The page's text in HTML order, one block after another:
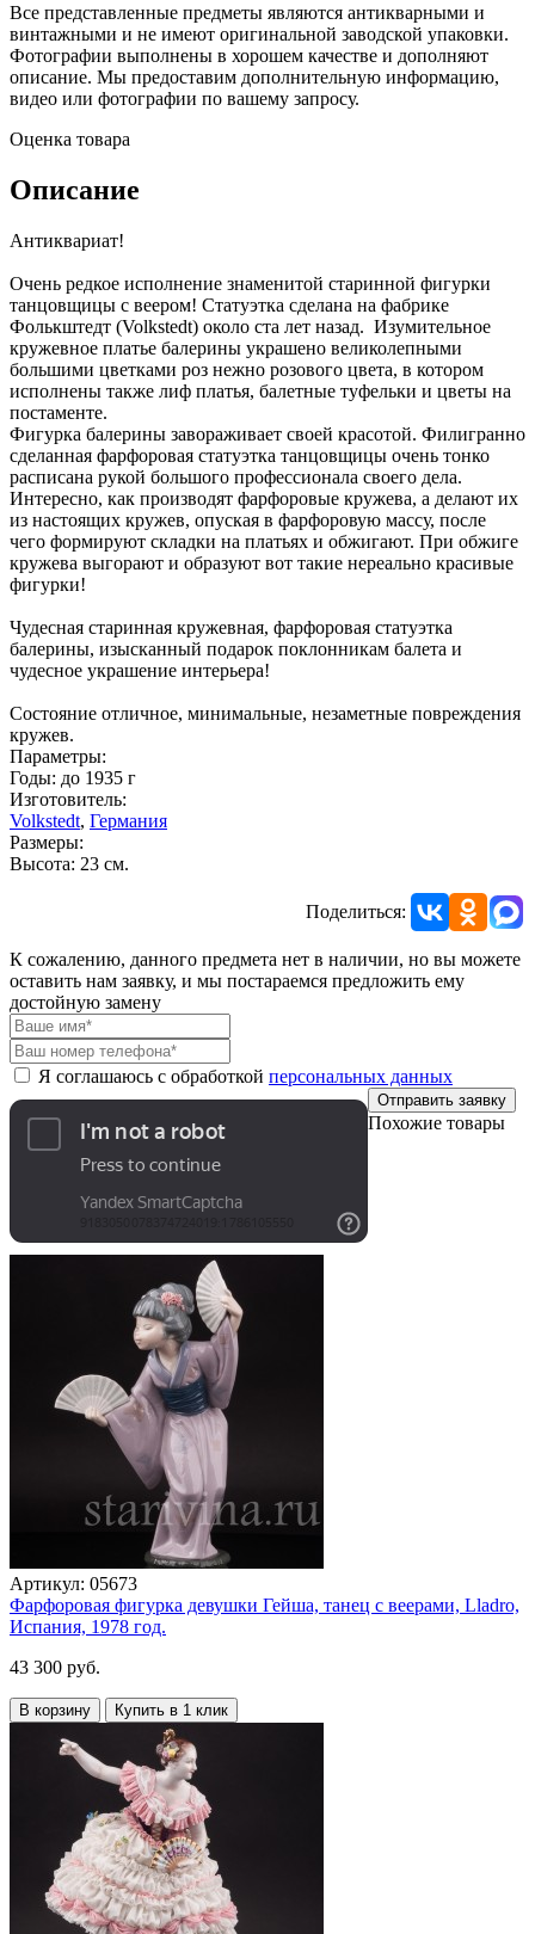
Все представленные предметы являются антикварными и
винтажными и не имеют оригинальной заводской упаковки.
Фотографии выполнены в хорошем качестве и дополняют
описание. Мы предоставим дополнительную информацию,
видео или фотографии по вашему запросу.
Оценка товара
Описание
Антиквариат!
Очень редкое исполнение знаменитой старинной фигурки
танцовщицы с веером! Статуэтка сделана на фабрике
Фолькштедт (Volkstedt) около ста лет назад. Изумительное
кружевное платье балерины украшено великолепными
большими цветками роз нежно розового цвета, в котором
исполнены также лиф платья, балетные туфельки и цветы на
постаменте.
Фигурка балерины завораживает своей красотой. Филигранно
сделанная фарфоровая статуэтка танцовщицы очень тонко
расписана рукой большого профессионала своего дела.
Интересно, как производят фарфоровые кружева, а делают их
из настоящих кружев, опуская в фарфоровую массу, после
чего формируют складки на платьях и обжигают. При обжиге
кружева выгорают и образуют вот такие нереально красивые
фигурки!
Чудесная старинная кружевная, фарфоровая статуэтка
балерины, изысканный подарок поклонникам балета и
чудесное украшение интерьера!
Состояние отличное, минимальные, незаметные повреждения
кружев.
Параметры:
Годы: до 1935 г
Изготовитель:
Volkstedt, Германия
Размеры:
Высота: 23 см.
Поделиться:
К сожалению, данного предмета нет в наличии, но вы можете
оставить нам заявку, и мы постараемся предложить ему
достойную замену
Я соглашаюсь с обработкой персональных данных
Отправить заявку
Похожие товары
Артикул: 05673
Фарфоровая фигурка девушки Гейша, танец с веерами, Lladro,
Испания, 1978 год.
43 300 руб.
В корзину Купить в 1 клик